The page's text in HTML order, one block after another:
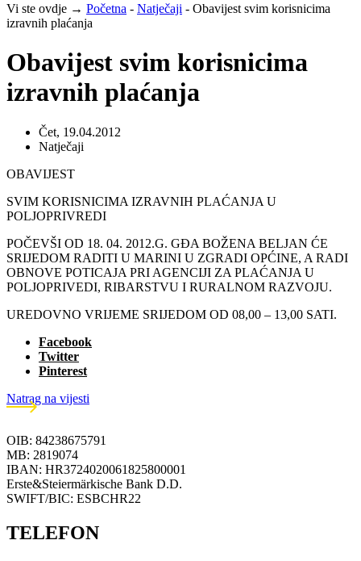
Vi ste ovdje → Početna - Natječaji - Obavijest svim korisnicima
izravnih plaćanja
Obavijest svim korisnicima
izravnih plaćanja
Čet, 19.04.2012
Natječaji
OBAVIJEST
SVIM KORISNICIMA IZRAVNIH PLAĆANJA U
POLJOPRIVREDI
POČEVŠI OD 18. 04. 2012.G. GĐA BOŽENA BELJAN ĆE
SRIJEDOM RADITI U MARINI U ZGRADI OPĆINE, A RADI
OBNOVE POTICAJA PRI AGENCIJI ZA PLAĆANJA U
POLJOPRIVEDI, RIBARSTVU I RURALNOM RAZVOJU.
UREDOVNO VRIJEME SRIJEDOM OD 08,00 – 13,00 SATI.
Facebook
Twitter
Pinterest
Natrag na vijesti
OIB: 84238675791
MB: 2819074
IBAN: HR3724020061825800001
Erste&Steiermärkische Bank D.D.
SWIFT/BIC: ESBCHR22
TELEFON